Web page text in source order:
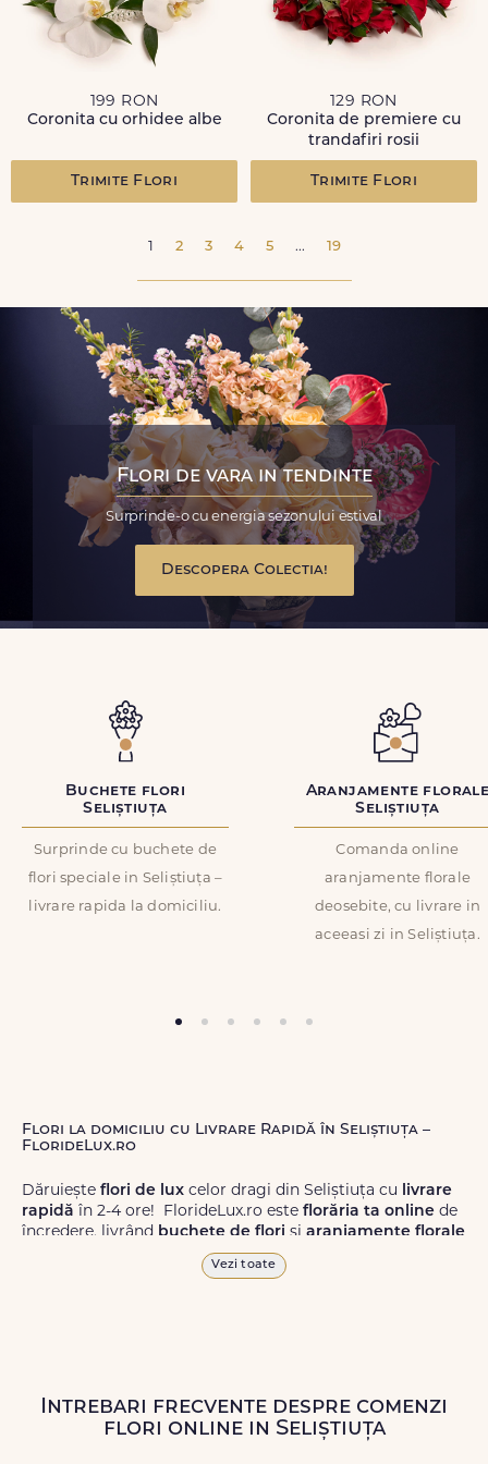
199 RON
Coronita cu orhidee albe
Trimite Flori
129 RON
Coronita de premiere cu
trandafiri rosii
Trimite Flori
1 2 3 4 5 ... 19
Flori de vara in tendinte
Surprinde-o cu energia sezonului estival
Descopera Colectia!
Buchete flori
Seliștiuța
Surprinde cu buchete de
flori speciale in Seliștiuța –
livrare rapida la domiciliu.
Aranjamente
Seliștiuța
Comanda online
aranjamente florale
deosebite, cu livrare in
aceeasi zi in Seliștiuța.
Flori la domiciliu cu Livrare Rapidă în Seliștiuța –
FlorideLux.ro
Dăruiește flori de lux celor dragi din Seliștiuța cu livrare
rapidă în 2-4 ore! FlorideLux.ro este florăria ta online de
încredere, livrând buchete de flori și aranjamente florale
de calitate superioară în Seliștiuța și în toată România.
Livrăm buchete de florichiar și în weekend, pentru ca tu
să poți adresa un gest frumos atunci când ai nevoie.
Vezi toate
Intrebari frecvente despre comenzi
flori online in Seliștiuța